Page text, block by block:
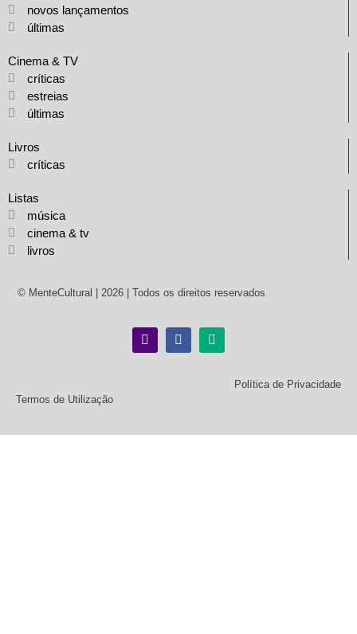
novos lançamentos
últimas
Cinema & TV
críticas
estreias
últimas
Livros
críticas
Listas
música
cinema & tv
livros
© MenteCultural | 2026 | Todos os direitos reservados
Política de Privacidade
Termos de Utilização